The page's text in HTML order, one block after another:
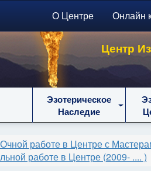
О Центре Онлайн
Центр
Эзотерическое
Наследие
работе в Центре с
работе в Центре (2009- .... )